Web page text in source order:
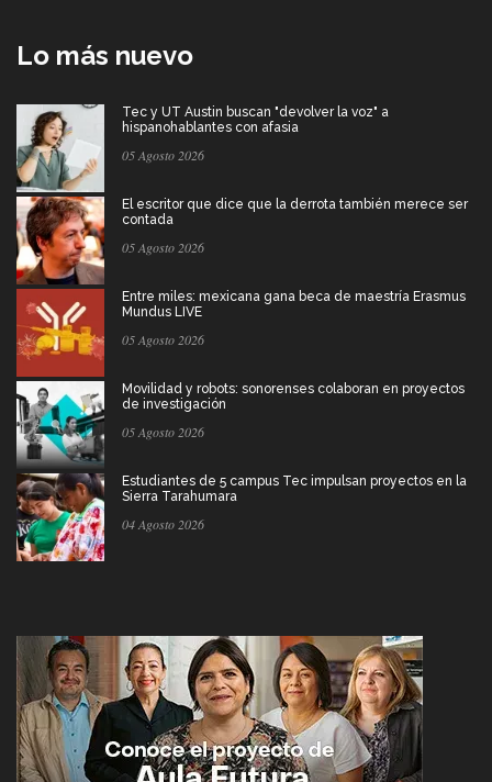
Lo más nuevo
Tec y UT Austin buscan "devolver la voz" a
hispanohablantes con afasia
05 Agosto 2026
El escritor que dice que la derrota también merece ser
contada
05 Agosto 2026
Entre miles: mexicana gana beca de maestría Erasmus
Mundus LIVE
05 Agosto 2026
Movilidad y robots: sonorenses colaboran en proyectos
de investigación
05 Agosto 2026
Estudiantes de 5 campus Tec impulsan proyectos en la
Sierra Tarahumara
04 Agosto 2026